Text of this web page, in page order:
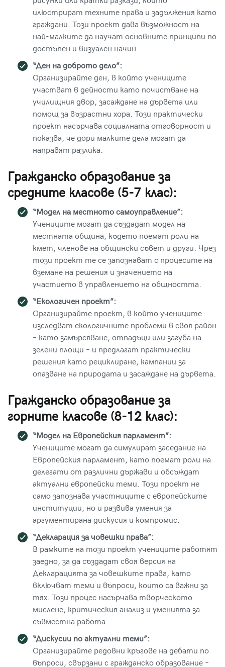
илюстрират техните права и задължения като
граждани. Този проект дава възможност на
най-малките да научат основните принципи по
достъпен и визуален начин.
“Ден на доброто дело”:
Организирайте ден, в който учениците
участват в дейности като почистване на
училищния двор, засаждане на дървета или
помощ за възрастни хора. Този практически
проект насърчава социалната отговорност и
показва, че дори малките дела могат да
направят разлика.
Гражданско образование за
средните класове (5-7 клас):
“Модел на местното самоуправление”:
Учениците могат да създадат модел на
местната община, където поемат роли на
кмет, членове на общински съвет и други. Чрез
този проект те се запознават с процесите на
вземане на решения и значението на
участието в управлението на общността.
“Екологичен проект”:
Организирайте проект, в който учениците
изследват екологичните проблеми в своя район
– като замърсяване, отпадъци или загуба на
зелени площи – и предлагат практически
решения като рециклиране, кампании за
опазване на природата и засаждане на дървета.
Гражданско образование за
горните класове (8-12 клас):
“Модел на Европейския парламент”:
Учениците могат да симулират заседание на
Европейския парламент, като поемат роли на
делегати от различни държави и обсъждат
актуални европейски теми. Този проект не
само запознава участниците с европейските
институции, но и развива умения за
аргументирана дискусия и компромис.
“Декларация за човешки права”:
В рамките на този проект учениците работят
заедно, за да създадат своя версия на
Декларацията за човешките права, като
включват теми и въпроси, които са важни за
тях. Този процес насърчава творческото
мислене, критическия анализ и уменията за
съвместна работа.
“Дискусии по актуални теми”:
Организирайте редовни кръгове на дебати по
въпроси, свързани с гражданско образование –